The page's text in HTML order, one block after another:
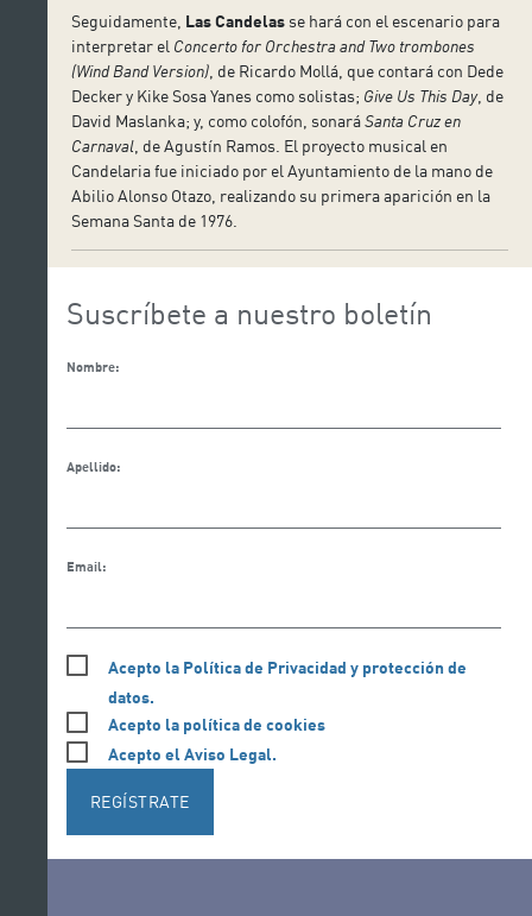
Seguidamente, Las Candelasse hará con el escenario para
interpretar el Concerto for Orchestra and Two trombones
(Wind Band Version) , de Ricardo Mollá, que contará con Dede
Decker y Kike Sosa Yanes como solistas; Give Us This Day, de
David Maslanka; y, como colofón, sonaráSanta Cruz en
Carnaval , de Agustín Ramos. El proyecto musical en
Candelaria fue iniciado por el Ayuntamiento de la mano de
Abilio Alonso Otazo, realizando su primera aparición en la
Semana Santa de 1976.
Suscríbete a nuestro boletín
Nombre:
Apellido:
Email:
Acepto la Política de Privacidad y protección de
datos.
Acepto la política de cookies
Acepto el Aviso Legal.
REGÍSTRATE